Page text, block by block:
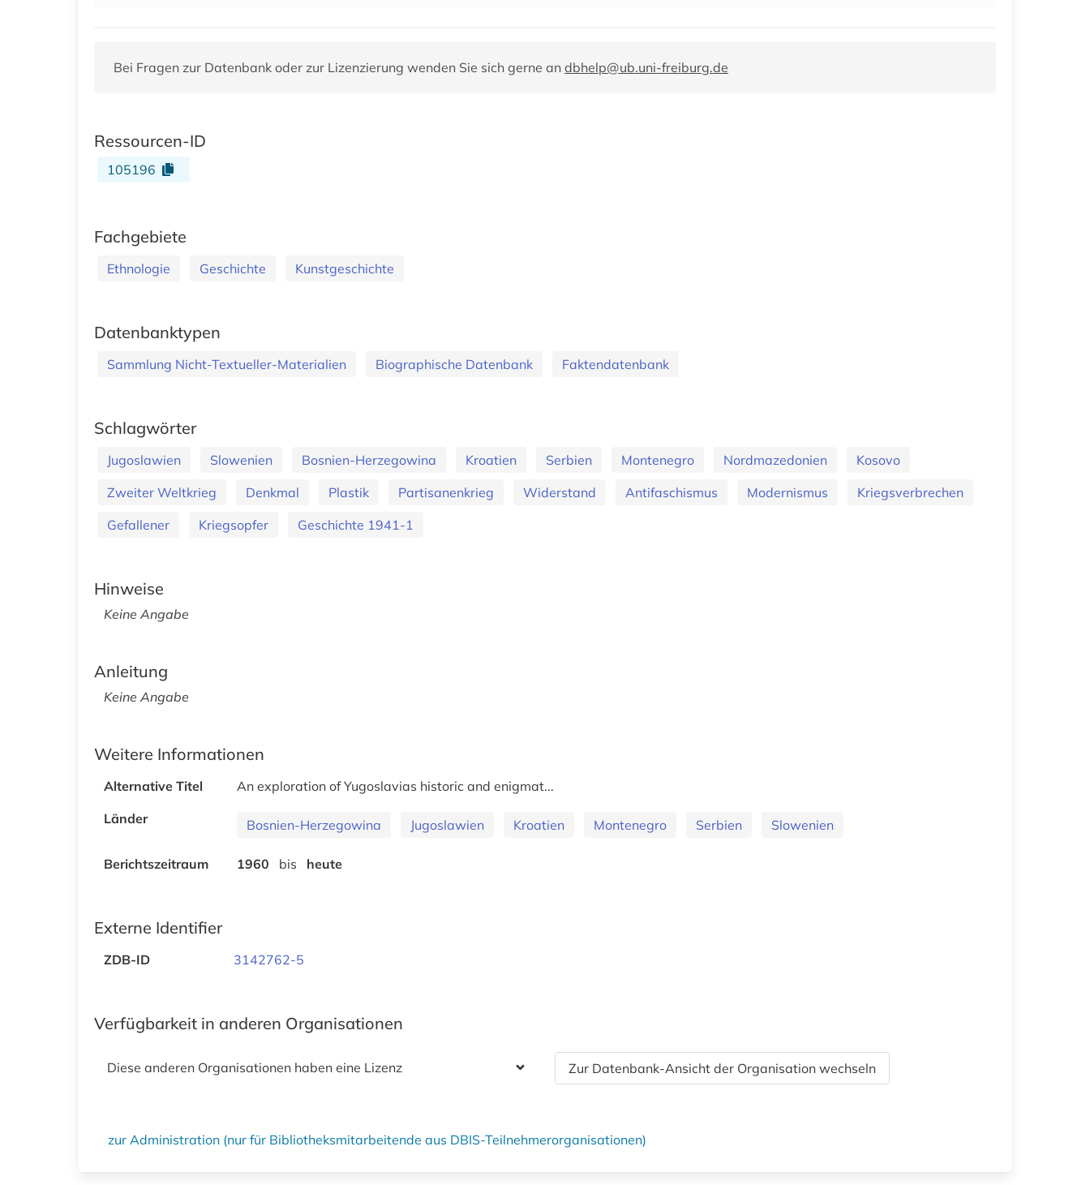
Bei Fragen zur Datenbank oder zur Lizenzierung wenden Sie sich gerne an dbhelp@ub.uni-freiburg.de
Ressourcen-ID
105196
Fachgebiete
Ethnologie Geschichte Kunstgeschichte
Datenbanktypen
Sammlung Nicht-Textueller-Materialien Biographische Datenbank Faktendatenbank
Schlagwörter
Jugoslawien Slowenien Bosnien-Herzegowina Kroatien Serbien Montenegro Nordmazedonien
Kosovo
Zweiter Weltkrieg
Denkmal Plastik Partisanenkrieg Widerstand Antifaschismus Modernismus
Kriegsverbrechen
Gefallener
Kriegsopfer Geschichte 1941-1
Hinweise
Keine Angabe
Anleitung
Keine Angabe
Weitere Informationen
Alternative Titel
An exploration of Yugoslavias historic and enigmat...
Länder
Bosnien-Herzegowina Jugoslawien Kroatien Montenegro Serbien Slowenien
Berichtszeitraum 1960 bis heute
Externe Identifier
ZDB-ID 3142762-5
Verfügbarkeit in anderen Organisationen
Diese anderen Organisationen haben eine Lizenz Zur Datenbank-Ansicht der Organisation wechseln
zur Administration (nur für Bibliotheksmitarbeitende aus DBIS-Teilnehmerorganisationen)